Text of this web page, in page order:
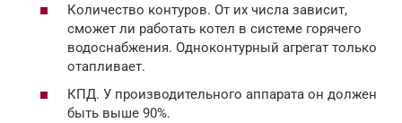
Количество контуров. От их числа зависит,
сможет ли работать котел в системе горячего
водоснабжения. Одноконтурный агрегат только
отапливает.
КПД. У производительного аппарата он должен
быть выше 90%.